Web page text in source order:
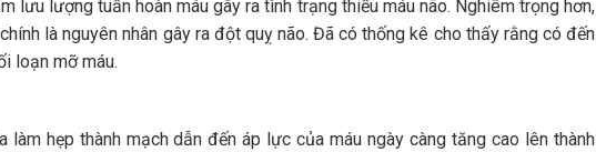
lưu lượng tuần hoàn máu gây ra tình trạng thiếu máu não. Nghiêm trọng hơn,
là nguyên nhân gây ra đột quỵ não. Đã có thống kê cho thấy rằng có đến
loạn mỡ máu.
làm hẹp thành mạch dẫn đến áp lực của máu ngày càng tăng cao lên thành